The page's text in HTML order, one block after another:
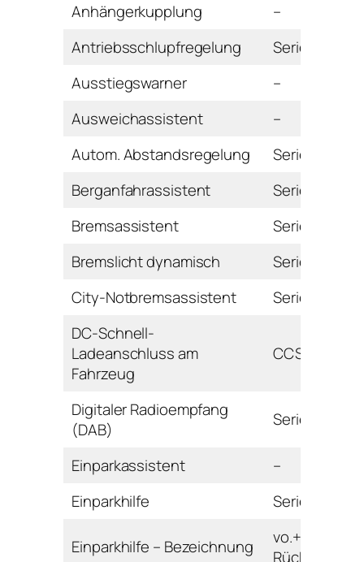
Anhängerkupplung
–
Antriebsschlupfregelung
Serie
Ausstiegswarner
–
Ausweichassistent
–
Autom. Abstandsregelung
Serie
Berganfahrassistent
Serie
Bremsassistent
Serie
Bremslicht dynamisch
Serie
City-Notbremsassistent
Serie
DC-Schnell-
Ladeanschluss am
Fahrzeug
CCS
Digitaler Radioempfang
(DAB)
Serie
Einparkassistent
–
Einparkhilfe
Serie
Einparkhilfe – Bezeichnung
vo.+hi. mit